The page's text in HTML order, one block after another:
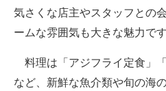
気さくな店主やスタッフとの
ームな雰囲気も大きな魅力です
料理は「アジフライ定食」
など、新鮮な魚介類や旬の海